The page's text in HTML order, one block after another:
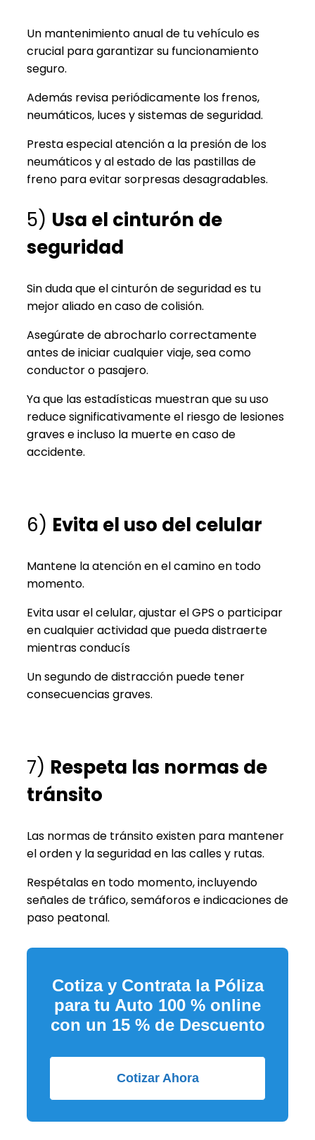
Un mantenimiento anual de tu vehículo es
crucial para garantizar su funcionamiento
seguro.
Además revisa periódicamente los frenos,
neumáticos, luces y sistemas de seguridad.
Presta especial atención a la presión de los
neumáticos y al estado de las pastillas de
freno para evitar sorpresas desagradables.
5) Usa el cinturón de
seguridad
Sin duda que el cinturón de seguridad es tu
mejor aliado en caso de colisión.
Asegúrate de abrocharlo correctamente
antes de iniciar cualquier viaje, sea como
conductor o pasajero.
Ya que las estadísticas muestran que su uso
reduce significativamente el riesgo de lesiones
graves e incluso la muerte en caso de
accidente.
6) Evita el uso del celular
Mantene la atención en el camino en todo
momento.
Evita usar el celular, ajustar el GPS o participar
en cualquier actividad que pueda distraerte
mientras conducís
Un segundo de distracción puede tener
consecuencias graves.
7) Respeta las normas de
tránsito
Las normas de tránsito existen para mantener
el orden y la seguridad en las calles y rutas.
Respétalas en todo momento, incluyendo
señales de tráfico, semáforos e indicaciones de
paso peatonal.
Cotiza y Contrata la Póliza
para tu Auto 100 % online
con un 15 % de Descuento
Cotizar Ahora